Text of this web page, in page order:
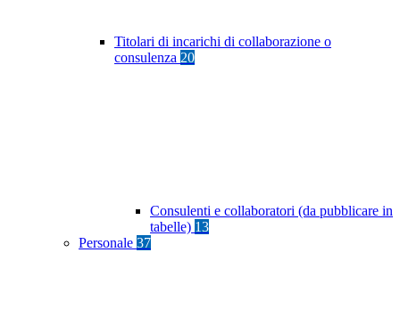
Titolari di incarichi di collaborazione o
consulenza 20
Consulenti e collaboratori (da pubblicare in
tabelle) 13
Personale 37